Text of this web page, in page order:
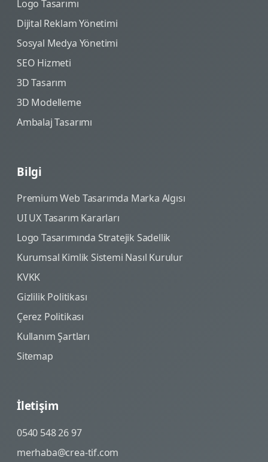
Logo Tasarımı
Dijital Reklam Yönetimi
Sosyal Medya Yönetimi
SEO Hizmeti
3D Tasarım
3D Modelleme
Ambalaj Tasarımı
Bilgi
Premium Web Tasarımda Marka Algısı
UI UX Tasarım Kararları
Logo Tasarımında Stratejik Sadellik
Kurumsal Kimlik Sistemi Nasıl Kurulur
KVKK
Gizlilik Politikası
Çerez Politikası
Kullanım Şartları
Sitemap
İletişim
0540 548 26 97
merhaba@crea-tif.com